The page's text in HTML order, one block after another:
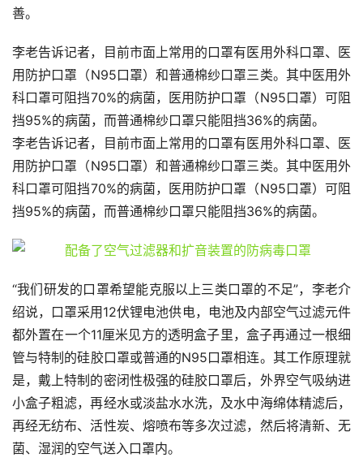
善。
李老告诉记者，目前市面上常用的口罩有医用外科口罩、医
用防护口罩（N95口罩）和普通棉纱口罩三类。其中医用外
科口罩可阻挡70%的病菌，医用防护口罩（N95口罩）可阻
挡95%的病菌，而普通棉纱口罩只能阻挡36%的病菌。
李老告诉记者，目前市面上常用的口罩有医用外科口罩、医
用防护口罩（N95口罩）和普通棉纱口罩三类。其中医用外
科口罩可阻挡70%的病菌，医用防护口罩（N95口罩）可阻
挡95%的病菌，而普通棉纱口罩只能阻挡36%的病菌。
“我们研发的口罩希望能克服以上三类口罩的不足”，李老介
绍说，口罩采用12伏锂电池供电，电池及内部空气过滤元件
都外置在一个11厘米见方的透明盒子里，盒子再通过一根细
管与特制的硅胶口罩或普通的N95口罩相连。其工作原理就
是，戴上特制的密闭性极强的硅胶口罩后，外界空气吸纳进
小盒子粗滤，再经水或淡盐水水洗，及水中海绵体精滤后，
再经无纺布、活性炭、熔喷布等多次过滤，然后将清新、无
菌、湿润的空气送入口罩内。